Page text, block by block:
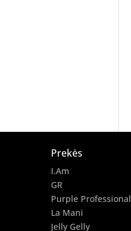
Prekės
I.Am
GR
Purple Professional
La Mani
Jelly Gelly